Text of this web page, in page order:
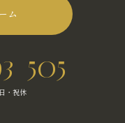
ム
505
・祝休